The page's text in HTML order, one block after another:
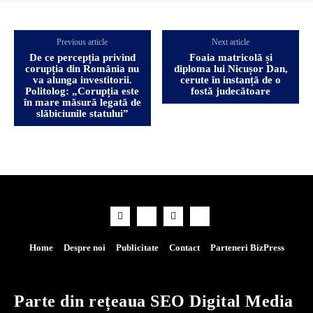
Previous article
De ce percepția privind
corupția din România nu
va alunga investitorii.
Politolog: „Corupția este
în mare măsură legată de
slăbiciunile statului”
Next article
Foaia matricolă și
diploma lui Nicușor Dan,
cerute în instanță de o
fostă judecătoare
Home Despre noi Publicitate Contact Parteneri BizPress
Parte din rețeaua SEO Digital Media